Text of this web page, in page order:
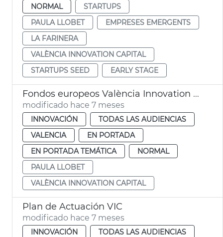
NORMAL
STARTUPS
PAULA LLOBET
EMPRESES EMERGENTS
LA FARINERA
VALÈNCIA INNOVATION CAPITAL
STARTUPS SEED
EARLY STAGE
Fondos europeos València Innovation Capital
modificado hace 7 meses
INNOVACIÓN
TODAS LAS AUDIENCIAS
VALENCIA
EN PORTADA
EN PORTADA TEMÁTICA
NORMAL
PAULA LLOBET
VALÈNCIA INNOVATION CAPITAL
Plan de Actuación VIC
modificado hace 7 meses
INNOVACIÓN
TODAS LAS AUDIENCIAS